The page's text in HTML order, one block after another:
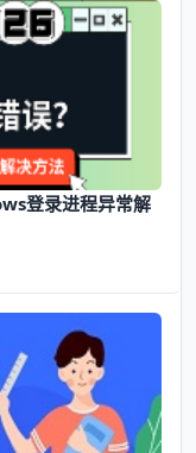
登录进程异常解